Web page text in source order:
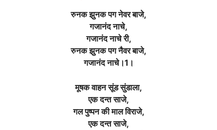
रुनक झुनक पग नेवर बाजे,
गजानंद नाचे,
गजानंद नाचे री,
रुनक झुनक पग नैवर बाजे,
गजानंद नाचे।1।
मूषक वाहन सूंड सुंडाला,
एक दन्त साजे,
गल पुष्पन की माल विराजे,
एक दन्त साजे,